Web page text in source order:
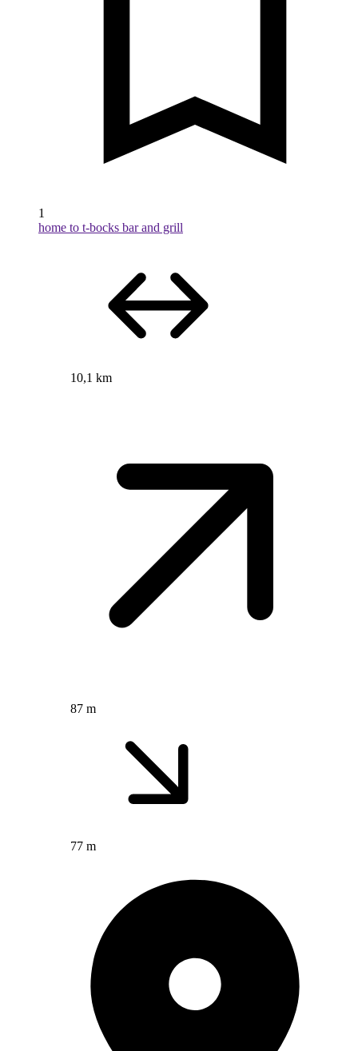
1
home to t-bocks bar and grill
10,1 km
87 m
77 m